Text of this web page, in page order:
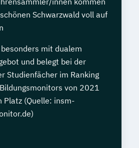
Schwarzwald voll auf
mit dualem
und belegt bei der
Studienfächer im Ranking
von 2021
Platz (Quelle: insm-